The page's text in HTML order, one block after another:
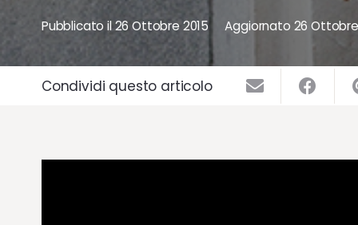
Pubblicato il26 Ottobre 2015 Aggiornato 26
Condividi questo articolo